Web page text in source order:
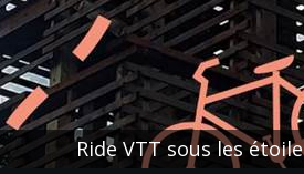
Ride VTT sous les